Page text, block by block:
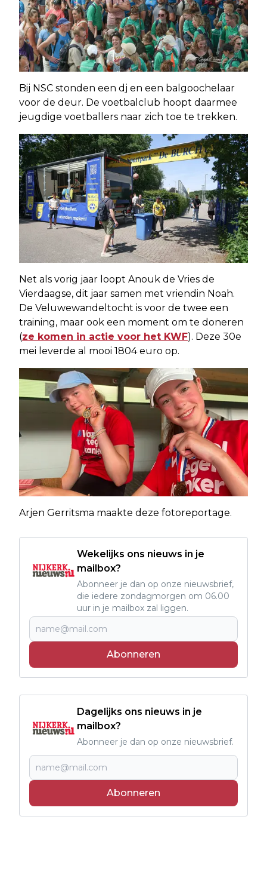
Bij NSC stonden een dj en een balgoochelaar
voor de deur. De voetbalclub hoopt daarmee
jeugdige voetballers naar zich toe te trekken.
Net als vorig jaar loopt Anouk de Vries de
Vierdaagse, dit jaar samen met vriendin Noah.
De Veluwewandeltocht is voor de twee een
training, maar ook een moment om te doneren
(ze komen in actie voor het KWF). Deze 30e
mei leverde al mooi 1804 euro op.
Arjen Gerritsma maakte deze fotoreportage.
Wekelijks ons nieuws in je
mailbox?
Abonneer je dan op onze nieuwsbrief,
die iedere zondagmorgen om 06.00
uur in je mailbox zal liggen.
Abonneren
Dagelijks ons nieuws in je
mailbox?
Abonneer je dan op onze nieuwsbrief.
Abonneren